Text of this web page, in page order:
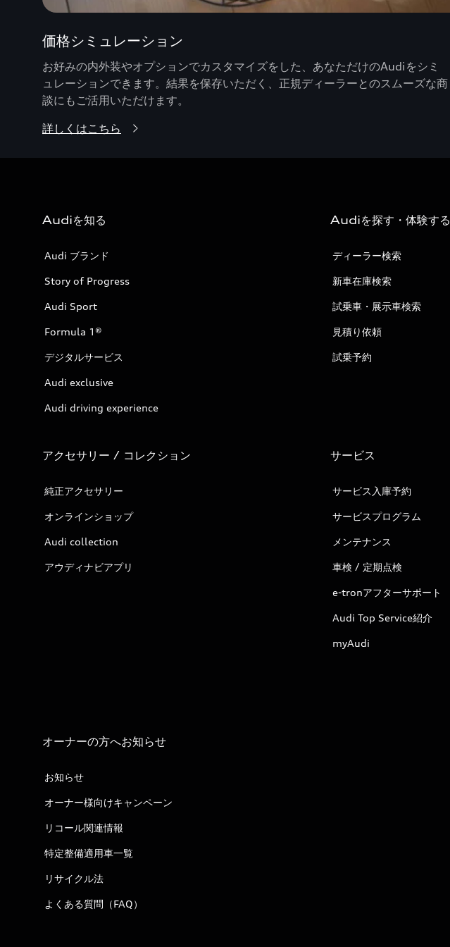
価格シミュレーション
お好みの内外装やオプションでカスタマイズをした、あなただけのAudiをシミ
ュレーションできます。結果を保存いただく、正規ディーラーとのスムーズな商
談にもご活用いただけます。
詳しくはこちら
Audiを知る
Audi ブランド
Story of Progress
Audi Sport
Formula 1®
デジタルサービス
Audi exclusive
Audi driving experience
Audiを探す・体験する
ディーラー検索
新車在庫検索
試乗車・展示車検索
見積り依頼
試乗予約
アクセサリー / コレクション
純正アクセサリー
オンラインショップ
Audi collection
アウディナビアプリ
サービス
サービス入庫予約
サービスプログラム
メンテナンス
車検 / 定期点検
e-tronアフターサポート
Audi Top Service紹介
myAudi
オーナーの方へお知らせ
お知らせ
オーナー様向けキャンペーン
リコール関連情報
特定整備適用車一覧
リサイクル法
よくある質問（FAQ）